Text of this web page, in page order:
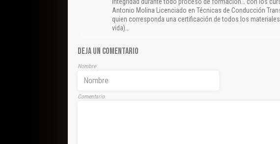
Antonio Molina Licenciado en Técnicas de Conducción
quien corresponda una certificación de todos los
vida)…
DEJA UN COMENTARIO
Nombre
Comentario